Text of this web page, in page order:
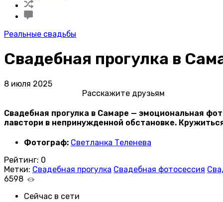
Реальные свадьбы
Свадебная прогулка в
8 июля 2025
Расскажите друзьям
Свадебная прогулка в Самаре — эмоциональная
лавстори в непринужденной обстановке.
Фотограф: Светланка Теленева
Рейтинг: 0
Метки: Свадебная прогулка Свадебная фотосессия
6598
Сейчас в сети